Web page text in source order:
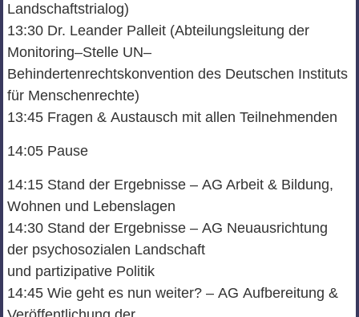
Landschaftstrialog)
13:30 Dr. Leander Palleit (Abteilungsleitung der
Monitoring–Stelle UN–
Behindertenrechtskonvention des Deutschen Instituts
für Menschenrechte)
13:45 Fragen & Austausch mit allen Teilnehmenden
14:05 Pause
14:15 Stand der Ergebnisse – AG Arbeit & Bildung,
Wohnen und Lebenslagen
14:30 Stand der Ergebnisse – AG Neuausrichtung
der psychosozialen Landschaft
und partizipative Politik
14:45 Wie geht es nun weiter? – AG Aufbereitung &